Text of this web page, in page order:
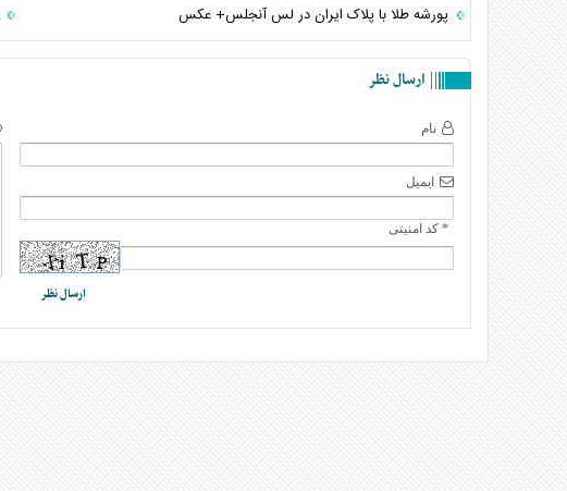
پورشه طلا با پلاک ایران در لس آنجلس+ عکس
ارسال نظر
نام
ایمیل
* کد امنیتی